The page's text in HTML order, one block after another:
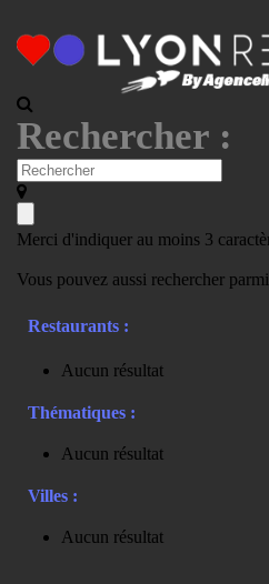
Rechercher :
Merci d'indiquer au moins 3
Vous pouvez aussi rechercher
Restaurants :
Aucun résultat
Thématiques :
Aucun résultat
Villes :
Aucun résultat